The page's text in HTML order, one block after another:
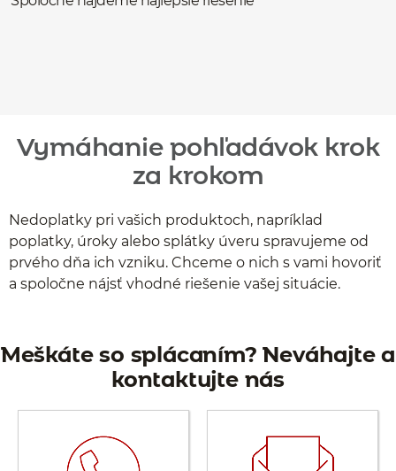
Vymáhanie pohľadávok krok
za krokom
Nedoplatky pri vašich produktoch, napríklad
poplatky, úroky alebo splátky úveru spravujeme od
prvého dňa ich vzniku. Chceme o nich s vami hovoriť
a spoločne nájsť vhodné riešenie vašej situácie.
Meškáte so splácaním? Neváhajte a
kontaktujte nás